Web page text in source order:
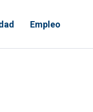
Empleo